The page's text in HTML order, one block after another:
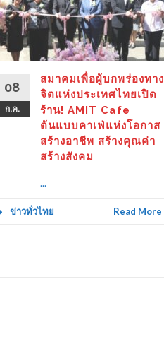
08
ก.ค.
สมาคมเพื่อผู้บกพร่องทาง
จิตแห่งประเทศไทยเปิด
ร้าน! AMIT Cafe
ต้นแบบคาเฟ่แห่งโอกาส
สร้างอาชีพ สร้างคุณค่า
สร้างสังคม
...
ข่าวทั่วไทย Read More